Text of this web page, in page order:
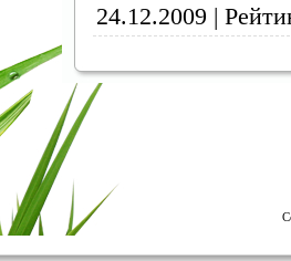
24.12.2009 |